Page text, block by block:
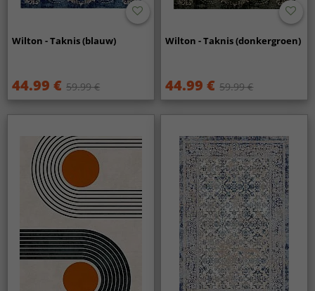
Wilton - Taknis (blauw)
44.99 € 59.99 €
Wilton - Taknis (donkergroen)
44.99 € 59.99 €